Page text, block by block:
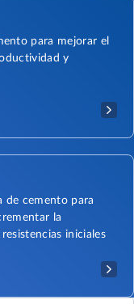
para mejorar el
y
de cemento para
la
iniciales